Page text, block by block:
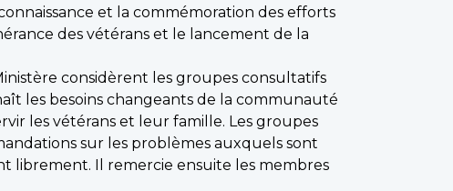
et la commémoration des efforts
des vétérans et le lancement de la
considèrent les groupes consultatifs
les besoins changeants de la communauté
les vétérans et leur famille. Les groupes
sur les problèmes auxquels sont
librement. Il remercie ensuite les membres